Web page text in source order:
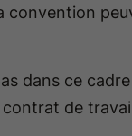
convention
dans ce
contrat de